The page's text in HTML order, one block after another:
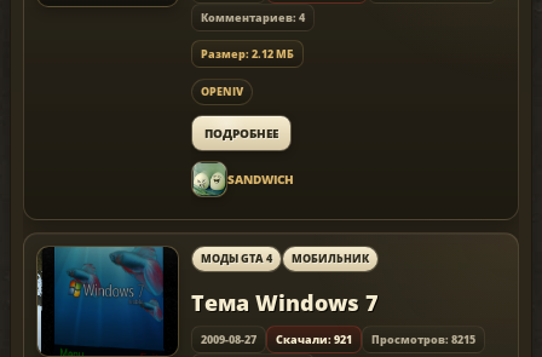
Комментариев: 4
Размер: 2.12 МБ
OPENIV
ПОДРОБНЕЕ
SANDWICH
МОДЫ GTA 4 МОБИЛЬНИК
Тема Windows 7
2009-08-27 Скачали: 921
Просмотров: 8215